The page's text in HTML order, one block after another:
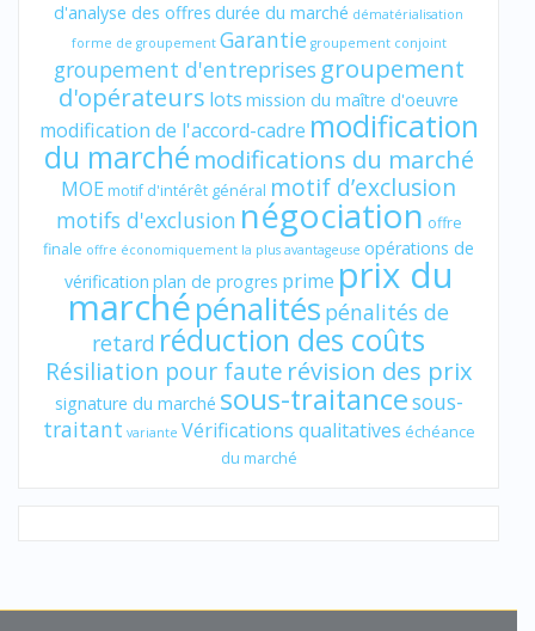
d'analyse des offres durée du marché dématérialisation
forme de groupement Garantie groupement conjoint
groupement d'entreprises groupement
d'opérateurs lots mission du maître d'oeuvre
modification de l'accord-cadre modification
du marché modifications du marché
MOE motif d'intérêt général motif d’exclusion
motifs d'exclusion négociation offre
finale offre économiquement la plus avantageuse opérations de
vérification plan de progres prime prix du
marchépénalités pénalités de
retard réduction des coûts
Résiliation pour faute révision des prix
signature du marché sous-traitancesous-
traitant variante Vérifications qualitatives échéance
du marché